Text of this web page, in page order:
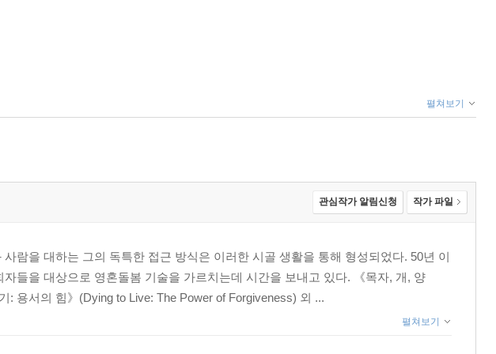
펼쳐보기
관심작가 알림신청 작가 파일
람을 대하는 그의 독특한 접근 방식은 이러한 시골 생활을 통해 형성되었다. 50년 이
들을 대상으로 영혼돌봄 기술을 가르치는데 시간을 보내고 있다. 《목자, 개, 양
: 용서의 힘》(Dying to Live: The Power of Forgiveness) 외 ...
펼쳐보기